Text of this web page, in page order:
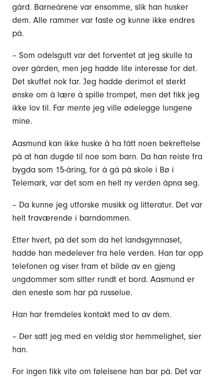
gård. Barneårene var ensomme, slik han husker
dem. Alle rammer var faste og kunne ikke endres
på.
– Som odelsgutt var det forventet at jeg skulle ta
over gården, men jeg hadde lite interesse for det.
Det skuffet nok far. Jeg hadde derimot et sterkt
ønske om å lære å spille trompet, men det fikk jeg
ikke lov til. Far mente jeg ville ødelegge lungene
mine.
Aasmund kan ikke huske å ha fått noen bekreftelse
på at han dugde til noe som barn. Da han reiste fra
bygda som 15-åring, for å gå på skole i Bø i
Telemark, var det som en helt ny verden åpna seg.
– Da kunne jeg utforske musikk og litteratur. Det var
helt fraværende i barndommen.
Etter hvert, på det som da het landsgymnaset,
hadde han medelever fra hele verden. Han tar opp
telefonen og viser fram et bilde av en gjeng
ungdommer som sitter rundt et bord. Aasmund er
den eneste som har på russelue.
Han har fremdeles kontakt med to av dem.
– Der satt jeg med en veldig stor hemmelighet, sier
han.
For ingen fikk vite om følelsene han bar på. Det var